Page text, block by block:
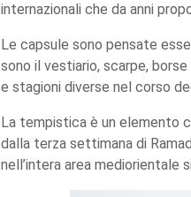
internazionali che da anni
Le capsule sono pensate
sono il vestiario, scarpe,
e stagioni diverse nel corso
La tempistica è un elemento
dalla terza settimana di
nell’intera area mediorientale